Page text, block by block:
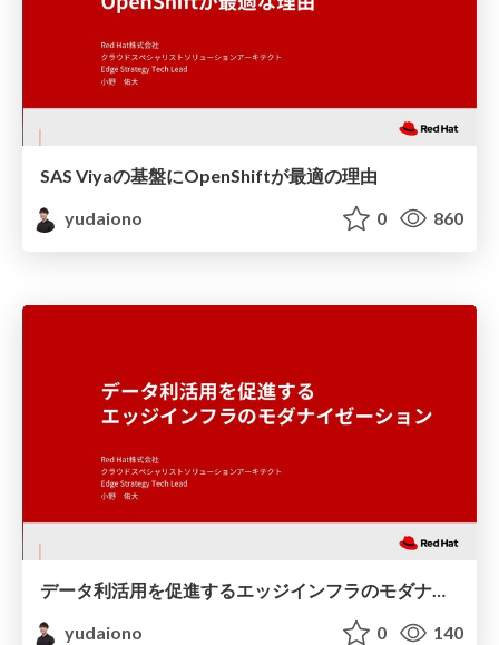
SAS Viyaの基盤にOpenShiftが最適の理由
yudaiono
0 860
データ利活用を促進するエッジインフラのモダナイゼーション
yudaiono
0 140